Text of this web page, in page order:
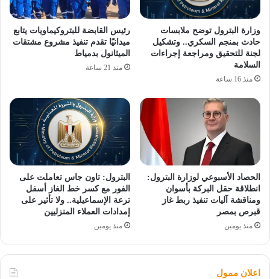
وزارة البترول توضح ملابسات
حادث بمنجم السكري.. وتشكيل
لجنة للتحقيق ومراجعة إجراءات
السلامة
منذ 16 ساعة
رئيس القابضة للبتروكيماويات يتابع
ميدانيًا تقدم تنفيذ مشروع مشتقات
الميثانول بدمياط
منذ 21 ساعة
الحصاد الأسبوعي لوزارة البترول:
انطلاقة حقل البركة بأسوان
ومناقشة آليات تنفيذ ربط غاز
قبرص بمصر
منذ يومين
البترول: تاون جاس تعاملت على
الفور مع كسر خط الغاز أسفل
ترعة الإسماعيلية.. ولا تأثير على
إمدادات العملاء المنزليين
منذ يومين
اعلان ممول